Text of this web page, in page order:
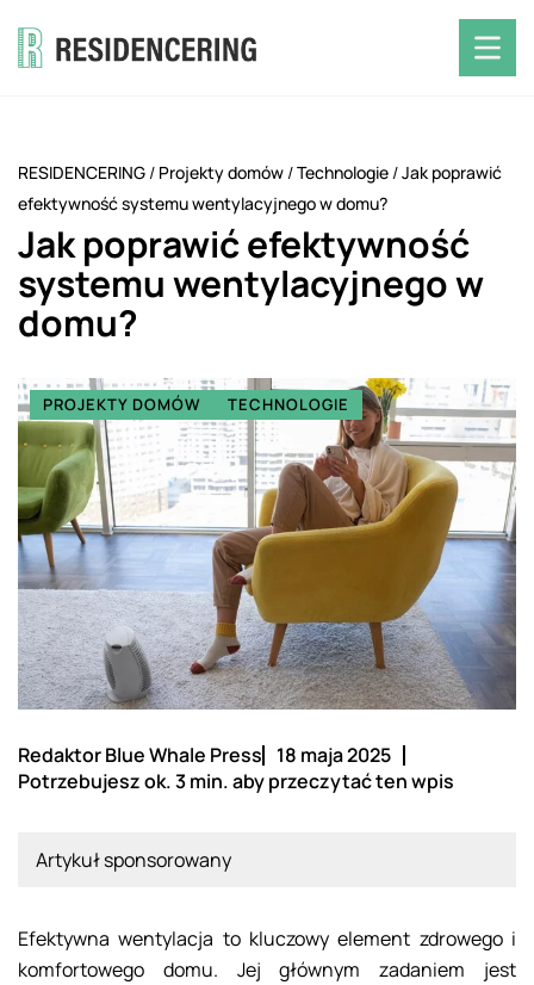
RESIDENCERING / Projekty domów /Technologie /Jak poprawić
efektywność systemu wentylacyjnego w domu?
Jak poprawić efektywność
systemu wentylacyjnego w
domu?
PROJEKTY DOMÓW TECHNOLOGIE
Redaktor Blue Whale Press
18 maja 2025
Potrzebujesz ok. 3 min. aby przeczytać ten wpis
Artykuł sponsorowany
Efektywna wentylacja to kluczowy element zdrowego i
komfortowego domu. Jej głównym zadaniem jest